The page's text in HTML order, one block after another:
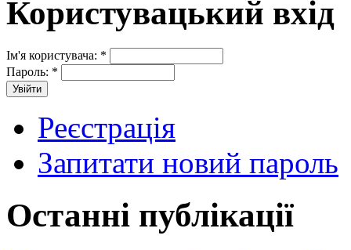
Користувацький вхід
Ім'я користувача: *
Пароль: *
Реєстрація
Запитати новий пароль
Останні публікації